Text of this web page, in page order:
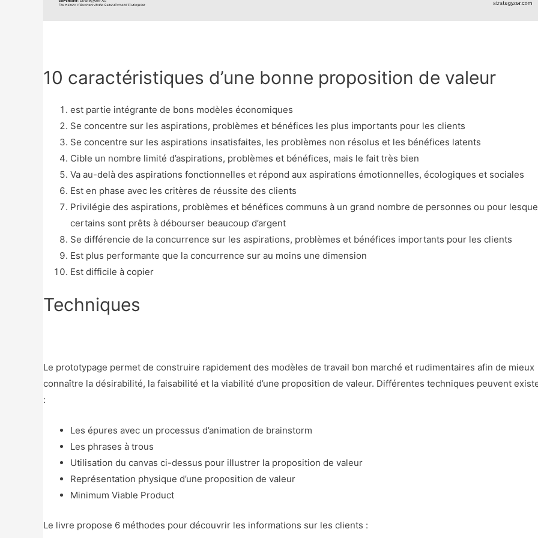
10 caractéristiques d’une bonne proposition de valeur
est partie intégrante de bons modèles économiques
Se concentre sur les aspirations, problèmes et bénéfices les plus importants pour les clients
Se concentre sur les aspirations insatisfaites, les problèmes non résolus et les bénéfices latents
Cible un nombre limité d’aspirations, problèmes et bénéfices, mais le fait très bien
Va au-delà des aspirations fonctionnelles et répond aux aspirations émotionnelles, écologiques et sociales
Est en phase avec les critères de réussite des clients
Privilégie des aspirations, problèmes et bénéfices communs à un grand nombre de personnes ou pour
certains sont prêts à débourser beaucoup d’argent
Se différencie de la concurrence sur les aspirations, problèmes et bénéfices importants pour les clients
Est plus performante que la concurrence sur au moins une dimension
Est difficile à copier
Techniques
Le prototypage permet de construire rapidement des modèles de travail bon marché et rudimentaires afin de mieux
connaître la désirabilité, la faisabilité et la viabilité d’une proposition de valeur. Différentes techniques peuvent
:
Les épures avec un processus d’animation de brainstorm
Les phrases à trous
Utilisation du canvas ci-dessus pour illustrer la proposition de valeur
Représentation physique d’une proposition de valeur
Minimum Viable Product
Le livre propose 6 méthodes pour découvrir les informations sur les clients :